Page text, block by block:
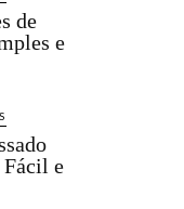
de
e
Fácil e